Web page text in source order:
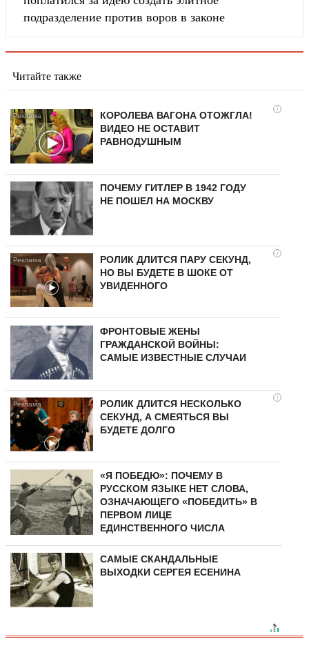
подразделение против воров в законе
Читайте также
i
КОРОЛЕВА ВАГОНА ОТОЖГЛА!
ВИДЕО НЕ ОСТАВИТ
РАВНОДУШНЫМ
ПОЧЕМУ ГИТЛЕР В 1942 ГОДУ
НЕ ПОШЕЛ НА МОСКВУ
i
РОЛИК ДЛИТСЯ ПАРУ СЕКУНД,
НО ВЫ БУДЕТЕ В ШОКЕ ОТ
УВИДЕННОГО
ФРОНТОВЫЕ ЖЕНЫ
ГРАЖДАНСКОЙ ВОЙНЫ:
САМЫЕ ИЗВЕСТНЫЕ СЛУЧАИ
i
РОЛИК ДЛИТСЯ НЕСКОЛЬКО
СЕКУНД, А СМЕЯТЬСЯ ВЫ
БУДЕТЕ ДОЛГО
«Я ПОБЕДЮ»: ПОЧЕМУ В
РУССКОМ ЯЗЫКЕ НЕТ СЛОВА,
ОЗНАЧАЮЩЕГО «ПОБЕДИТЬ» В
ПЕРВОМ ЛИЦЕ
ЕДИНСТВЕННОГО ЧИСЛА
САМЫЕ СКАНДАЛЬНЫЕ
ВЫХОДКИ СЕРГЕЯ ЕСЕНИНА